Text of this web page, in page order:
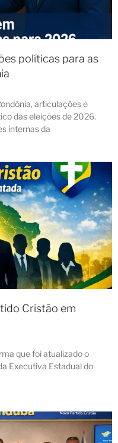
políticas para as
articulações e
das eleições de 2026.
internas da
Cristão em
que foi atualizado o
Executiva Estadual do